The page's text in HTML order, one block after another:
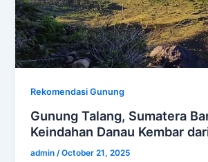
Rekomendasi Gunung
Gunung Talang, Sumatera
Keindahan Danau Kembar
admin/October 21, 2025